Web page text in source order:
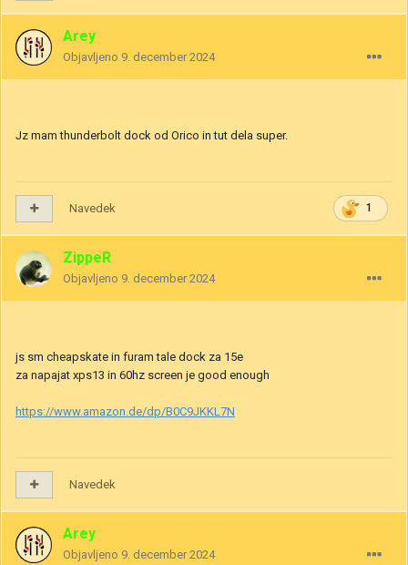
Arey
Objavljeno 9. december 2024
Jz mam thunderbolt dock od Orico in tut dela super.
1
Navedek
ZippeR
Objavljeno 9. december 2024
js sm cheapskate in furam tale dock za 15e
za napajat xps13 in 60hz screen je good enough
https://www.amazon.de/dp/B0C9JKKL7N
Navedek
Arey
Objavljeno 9. december 2024